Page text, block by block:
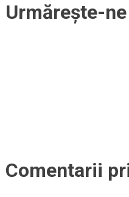
Urmărește-ne
Comentarii